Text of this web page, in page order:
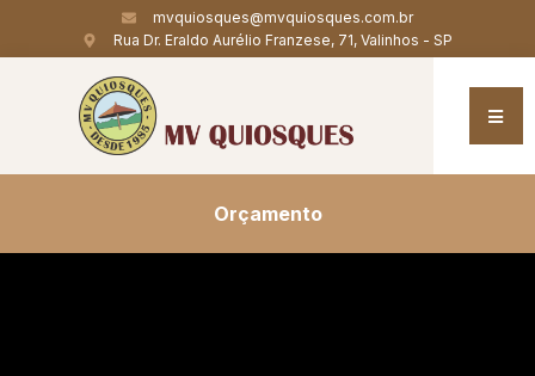
mvquiosques@mvquiosques.com.br
Rua Dr. Eraldo Aurélio Franzese, 71, Valinhos - SP
Orçamento